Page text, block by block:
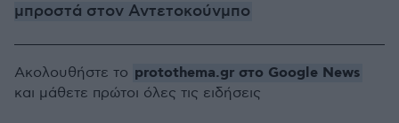
μπροστά στον Αντετοκούνμπο
Ακολουθήστε το protothema.gr στο Google News
και μάθετε πρώτοι όλες τις ειδήσεις